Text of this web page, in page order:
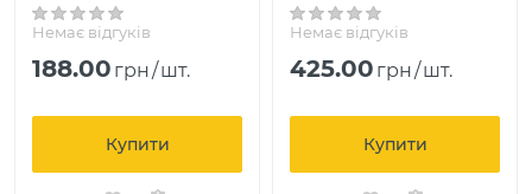
Немає відгуків
188.00 грн/шт.
Купити
Немає відгуків
425.00 грн/шт.
Купити